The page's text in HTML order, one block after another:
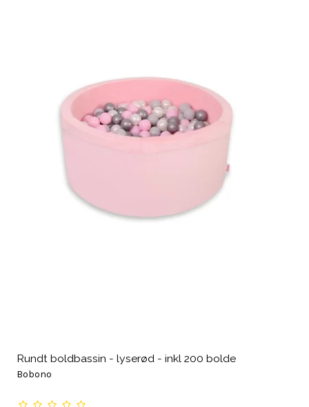
Rundt boldbassin - lyserød - inkl 200 bolde
Bobono